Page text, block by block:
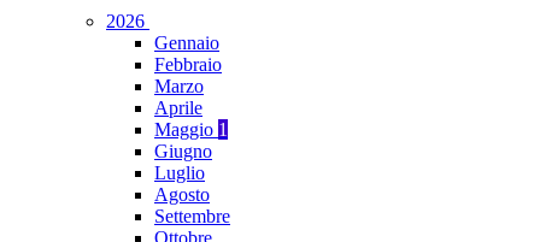
2026
Gennaio
Febbraio
Marzo
Aprile
Maggio 1
Giugno
Luglio
Agosto
Settembre